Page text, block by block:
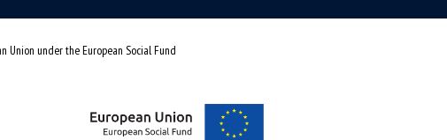
Union under the European Social Fund